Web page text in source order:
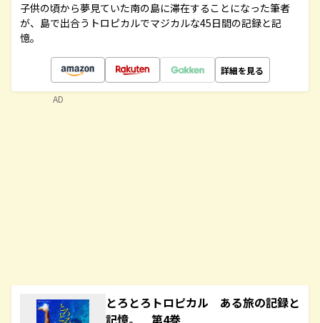
子供の頃から夢見ていた南の島に滞在することになった筆者
が、島で出合うトロピカルでマジカルな45日間の記録と記
憶。
詳細を見る
とろとろトロピカル ある旅の記録と
記憶。 第4巻
AD